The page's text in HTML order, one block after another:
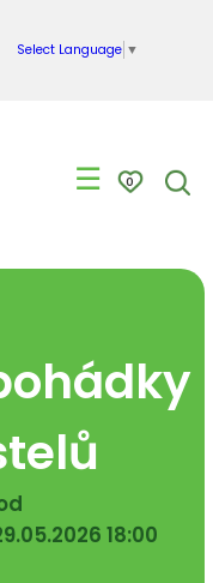
Select Language ▼
☰ 0
18:00